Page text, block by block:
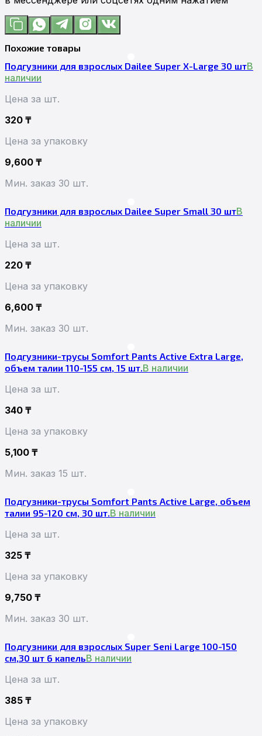
Похожие товары
Подгузники для взрослых Dailee Super Х-Large 30 штВ
наличии
Цена за шт.
320 ₸
Цена за упаковку
9,600 ₸
Мин. заказ 30 шт.
Подгузники для взрослых Dailee Super Small 30 штВ
наличии
Цена за шт.
220 ₸
Цена за упаковку
6,600 ₸
Мин. заказ 30 шт.
Подгузники-трусы Somfort Pants Active Extra Large,
объем талии 110-155 см, 15 шт.В наличии
Цена за шт.
340 ₸
Цена за упаковку
5,100 ₸
Мин. заказ 15 шт.
Подгузники-трусы Somfort Pants Active Large, объем
талии 95-120 см, 30 шт.В наличии
Цена за шт.
325 ₸
Цена за упаковку
9,750 ₸
Мин. заказ 30 шт.
Подгузники для взрослых Super Seni Large 100-150
см,30 шт 6 капельВ наличии
Цена за шт.
385 ₸
Цена за упаковку